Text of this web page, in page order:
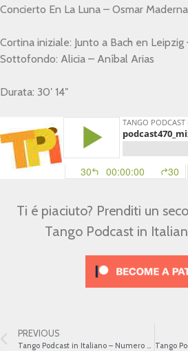
Concierto En La Luna – Osmar
Cortina iniziale: Junto a Bach en
Sottofondo: Alicia – Aníbal Arias
Durata: 30′ 14″
Ti é piaciuto? Prenditi un
Tango Podcast in
PREVIOUS
Tango Podcast in Italiano – Numero 469 – Musicisti e scrittori